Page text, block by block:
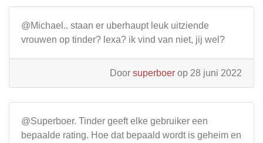
@Michael.. staan er uberhaupt leuk uitziende
vrouwen op tinder? lexa? ik vind van niet, jij wel?
Door superboer op 28 juni 2022
@Superboer. Tinder geeft elke gebruiker een
bepaalde rating. Hoe dat bepaald wordt is geheim en